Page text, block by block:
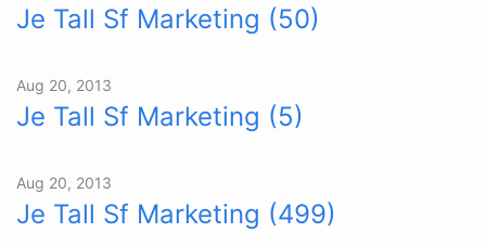
Je Tall Sf Marketing (50)
Aug 20, 2013
Je Tall Sf Marketing (5)
Aug 20, 2013
Je Tall Sf Marketing (499)